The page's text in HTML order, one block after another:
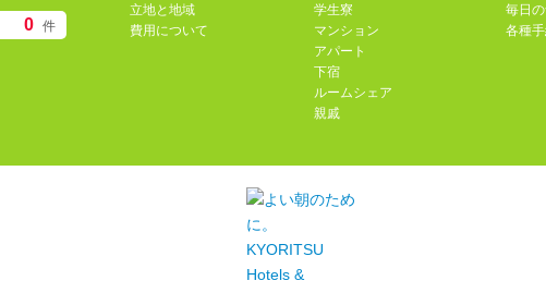
0 件
立地と地域
費用について
学生寮
マンション
アパート
下宿
ルームシェア
親戚
毎日
各種